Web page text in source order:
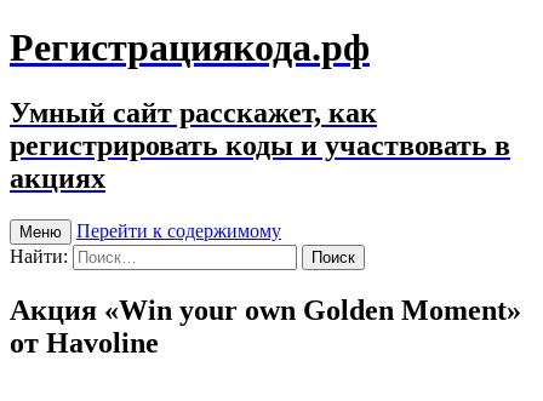
Регистрациякода.рф
Умный сайт расскажет, как
регистрировать коды и участвовать в
акциях
Меню
Перейти к содержимому
Найти:
Акция «Win your own Golden Moment»
от Havoline